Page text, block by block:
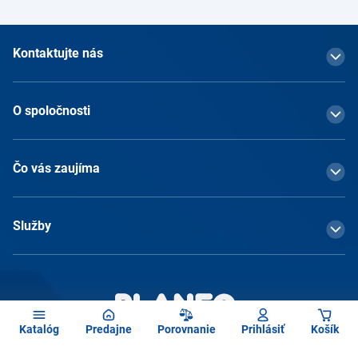
Katalóg Predajne Porovnanie Prihlásiť Košík
Kontaktujte nás
O spoločnosti
Čo vás zaujíma
Služby